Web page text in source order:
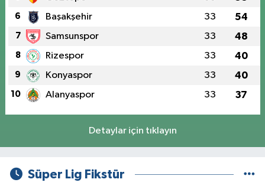
6 Başakşehir 33 54
7 Samsunspor 33 48
8 Rizespor 33 40
9 Konyaspor 33 40
10 Alanyaspor 33 37
Detaylar için tıklayın
Süper Lig Fikstür